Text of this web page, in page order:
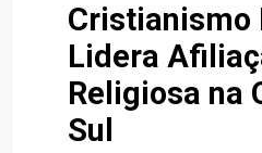
Cristianismo
Lidera
Religiosa na
Sul